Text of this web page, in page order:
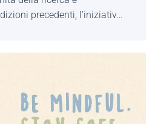
precedenti, l’iniziativ…